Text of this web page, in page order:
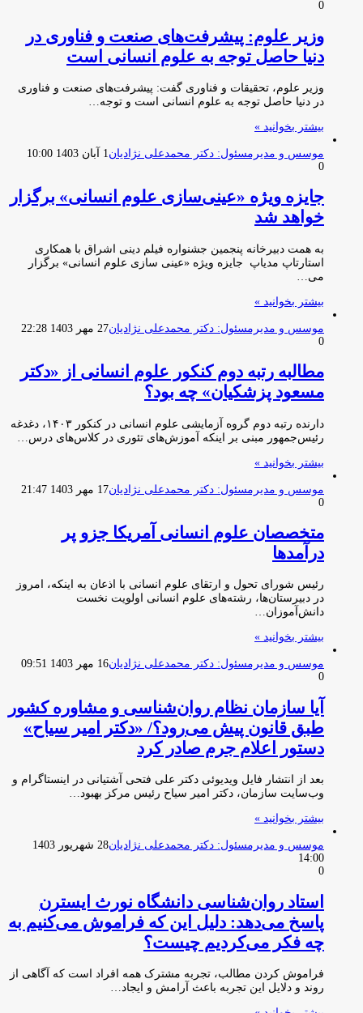
0
وزیر علوم: پیشرفت‌های صنعت و فناوری در
دنیا حاصل توجه به علوم انسانی است
وزیر علوم، تحقیقات و فناوری گفت: پیشرفت‌های صنعت و فناوری
در دنیا حاصل توجه به علوم انسانی است و توجه…
بیشتر بخوانید »
موسس و مدیرمسئول: دکتر محمدعلی نژادیان 1 آبان 1403 10:00
0
جایزه ویژه «عینی‌سازی علوم انسانی» برگزار
خواهد شد
به همت دبیرخانه پنجمین جشنواره فیلم دینی اشراق با همکاری
استارتاپ مدیاپ جایزه ویژه «عینی سازی علوم انسانی» برگزار
می…
بیشتر بخوانید »
موسس و مدیرمسئول: دکتر محمدعلی نژادیان27 مهر 1403 22:28
0
مطالبه رتبه دوم کنکور علوم انسانی از «دکتر
مسعود پزشکیان» چه بود؟
دارنده رتبه دوم گروه آزمایشی علوم انسانی در کنکور ۱۴۰۳، دغدغه
رئیس‌جمهور مبنی بر اینکه آموزش‌های تئوری در کلاس‌های درس…
بیشتر بخوانید »
موسس و مدیرمسئول: دکتر محمدعلی نژادیان17 مهر 1403 21:47
0
متخصصان علوم انسانی آمریکا جزو پر
درآمدها
رئیس شورای تحول و ارتقای علوم انسانی با اذعان به اینکه، امروز
در دبیرستان‌ها، رشته‌های علوم انسانی اولویت نخست
دانش‌آموزان…
بیشتر بخوانید »
موسس و مدیرمسئول: دکتر محمدعلی نژادیان16 مهر 1403 09:51
0
آیا سازمان نظام روان‌شناسی و مشاوره کشور
طبق قانون پیش می‌رود؟/ «دکتر امیر سیاح»
دستور اعلام جرم صادر کرد
بعد از انتشار فایل ویدیوئی دکتر علی فتحی آشتیانی در اینستاگرام و
وب‌سایت سازمان، دکتر امیر سیاح رئیس مرکز بهبود…
بیشتر بخوانید »
موسس و مدیرمسئول: دکتر محمدعلی نژادیان
28 شهریور 1403
14:00
0
استاد روان‌شناسی دانشگاه نورث ایسترن
پاسخ می‌دهد: دلیل این که فراموش می‌کنیم به
چه فکر می‌کردیم چیست؟
فراموش کردن مطالب، تجربه مشترک همه افراد است که آگاهی از
روند و دلایل این تجربه باعث آرامش و ایجاد…